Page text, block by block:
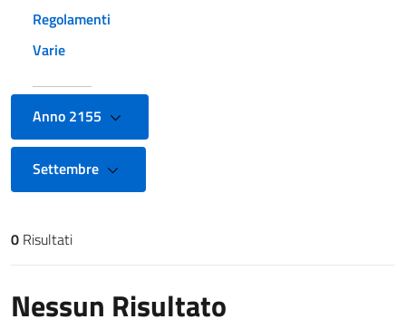
Regolamenti
Varie
Anno 2155
Settembre
Risultati di ricerca
0 Risultati
Nessun Risultato